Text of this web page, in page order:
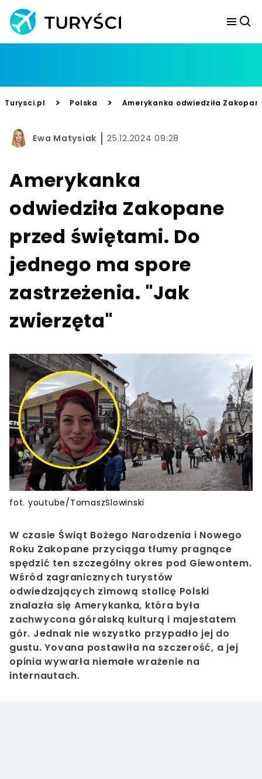
Turysci.pl > Polska > Amerykanka odwiedziła
Ewa Matysiak 25.12.2024 09:28
Amerykanka
odwiedziła Zakopane
przed świętami. Do
jednego ma spore
zastrzeżenia. "Jak
zwierzęta"
fot. youtube/TomaszSlowinski
W czasie Świąt Bożego Narodzenia i Nowego
Roku Zakopane przyciąga tłumy pragnące
spędzić ten szczególny okres pod Giewontem.
Wśród zagranicznych turystów
odwiedzających zimową stolicę Polski
znalazła się Amerykanka, która była
zachwycona góralską kulturą i majestatem
gór. Jednak nie wszystko przypadło jej do
gustu. Yovana postawiła na szczerość, a jej
opinia wywarła niemałe wrażenie na
internautach.